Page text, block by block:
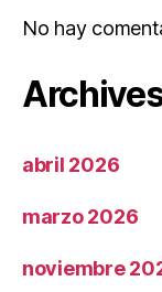
No hay
abril 2026
marzo 2026
noviembre